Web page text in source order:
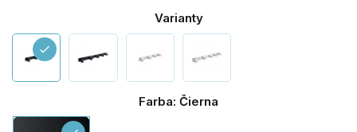
Varianty
check
Farba: Čierna
Čierna